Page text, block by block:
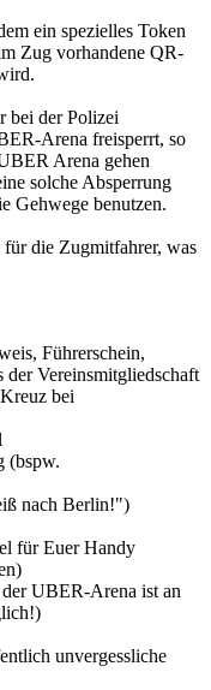
ein spezielles Token
Zug vorhandene QR-
bei der Polizei
Arena freisperrt, so
Arena gehen
solche Absperrung
Gehwege benutzen.
die Zugmitfahrer, was
Führerschein,
der Vereinsmitgliedschaft
bei
(bspw.
nach Berlin!")
für Euer Handy
UBER-Arena ist an
unvergessliche